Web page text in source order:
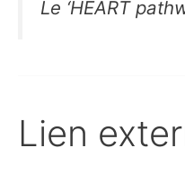
Le ‘HEART
Lien